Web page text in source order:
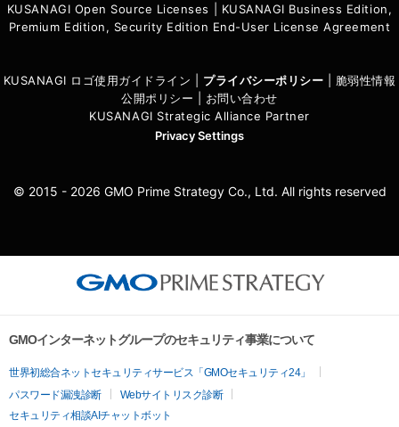
KUSANAGI Open Source Licenses
KUSANAGI Business Edition,
Premium Edition, Security Edition End-User License Agreement
KUSANAGI ロゴ使用ガイドライン プライバシーポリシー
脆弱性情報
公開ポリシー
お問い合わせ
KUSANAGI Strategic Alliance Partner
Privacy Settings
© 2015 - 2026 GMO Prime Strategy Co., Ltd. All rights reserved
GMOインターネットグループのセキュリティ事業について
世界初総合ネットセキュリティサービス「GMOセキュリティ24」
パスワード漏洩診断
Webサイトリスク診断
セキュリティ相談AIチャットボット